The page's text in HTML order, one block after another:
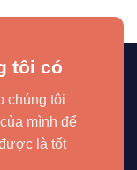
tôi có
chúng tôi
mình để
là tốt